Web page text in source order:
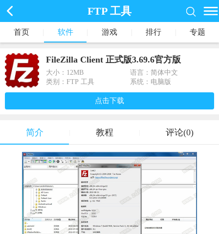
FTP 工具
首页 软件 游戏 排行 专题
FileZilla Client 正式版3.69.6官方版
大小： 12MB
语言：简体中文
类别：FTP 工具
系统：电脑版
点击下载
简介 教程 评论(0)